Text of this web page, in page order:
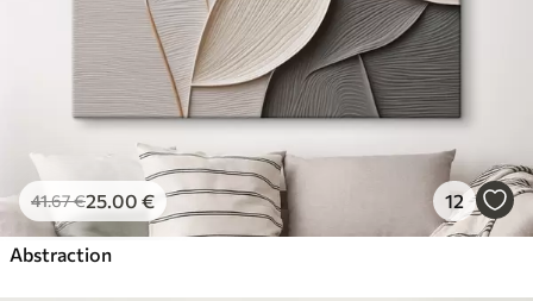
41.67€25.00 € 12
Abstraction